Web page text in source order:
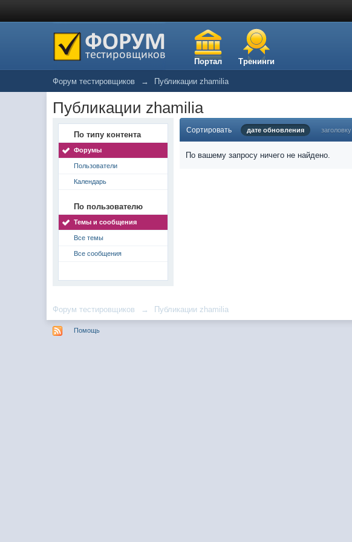
Портал Тренинги
Форум тестировщиков → Публикации zhamilia
Публикации zhamilia
По типу контента
Форумы
Пользователи
Календарь
По пользователю
Темы и сообщения
Все темы
Все сообщения
Сортировать дате обновления заголовку
По вашему запросу ничего не найдено.
Форум тестировщиков → Публикации zhamilia
Помощь